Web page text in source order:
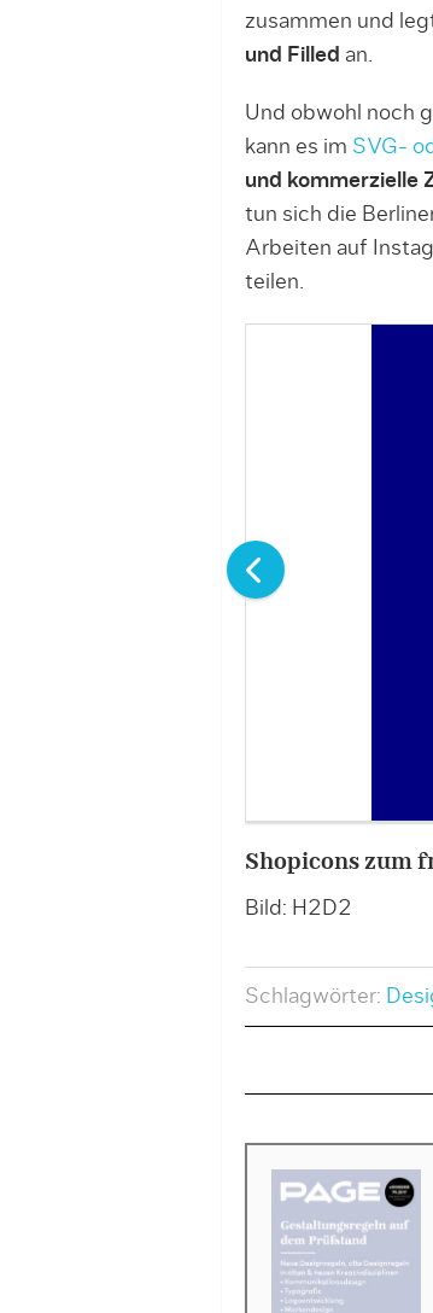
zusammen und
und Filled an.
Und obwohl noch
kann es im SVG-
und kommerzielle
tun sich die
Arbeiten auf
teilen.
Shopicons zum
Bild: H2D2
Schlagwörter: